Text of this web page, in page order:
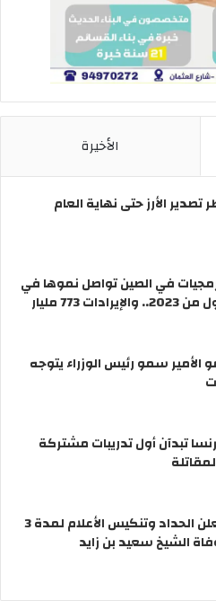
الأخيرة
تصدير الأرز حتى نهاية العام
في الصين تواصل نموها في
النصف الأول من 2023.. والإيرادات 773 مليار
سمو رئيس الوزراء يتوجه
تبدآن أول تدريبات مشتركة
الإمارات تعلن الحداد وتنكيس الأعلام لمدة 3
الشيخ سعيد بن زايد